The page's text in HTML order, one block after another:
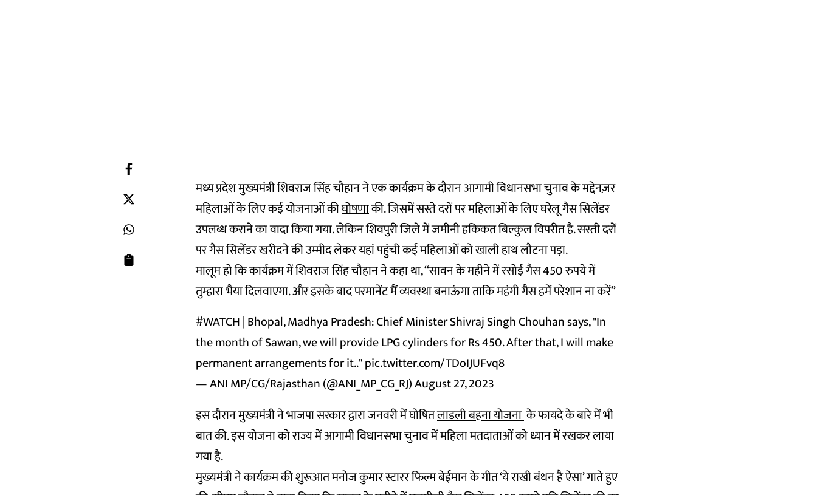
मध्य प्रदेश मुख्यमंत्री शिवराज सिंह चौहान ने एक कार्यक्रम के दौरान आगामी विधानसभा चुनाव के मद्देनज़र
महिलाओं के लिए कई योजनाओं कीघोषणाकी. जिसमें सस्ते दरों पर महिलाओं के लिए घरेलू गैस सिलेंडर
उपलब्ध कराने का वादा किया गया. लेकिन शिवपुरी जिले में जमीनी हकिकत बिल्कुल विपरीत है. सस्ती दरों
पर गैस सिलेंडर खरीदने की उम्मीद लेकर यहां पहुंची कई महिलाओं को खाली हाथ लौटना पड़ा.
मालूम हो कि कार्यक्रम में शिवराज सिंह चौहान ने कहा था, “सावन के महीने में रसोई गैस 450 रुपये में
तुम्हारा भैया दिलवाएगा. और इसके बाद परमानेंट मैं व्यवस्था बनाऊंगा ताकि महंगी गैस हमें परेशान ना करें”
#WATCH| Bhopal, Madhya Pradesh: Chief Minister Shivraj Singh Chouhan says, "In
the month of Sawan, we will provide LPG cylinders for Rs 450. After that, I will make
permanent arrangements for it.."pic.twitter.com/TDoIJUFvq8
— ANI MP/CG/Rajasthan (@ANI_MP_CG_RJ)August 27, 2023
इस दौरान मुख्यमंत्री ने भाजपा सरकार द्वारा जनवरी में घोषितलाडली बहना योजनाके फायदे के बारे में भी
बात की. इस योजना को राज्य में आगामी विधानसभा चुनाव में महिला मतदाताओं को ध्यान में रखकर लाया
गया है.
मुख्यमंत्री ने कार्यक्रम की शुरूआत मनोज कुमार स्टारर फिल्म बेईमान के गीत ‘ये राखी बंधन है ऐसा’ गाते हुए